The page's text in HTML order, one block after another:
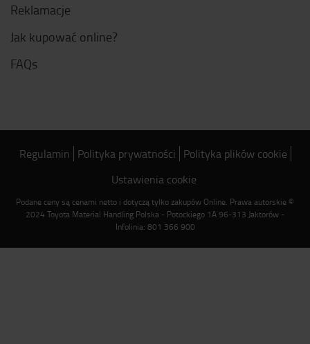
Reklamacje
Jak kupować online?
FAQs
Regulamin Polityka prywatności
Polityka plików cookie
Ustawienia cookie
Podane ceny są cenami netto i dotyczą tylko zakupów Online. Prawa autorskie ©
2024 Toyota Material Handling Polska - Potockiego 1A 96-313 Jaktorów -
Infolinia: 801 366 900